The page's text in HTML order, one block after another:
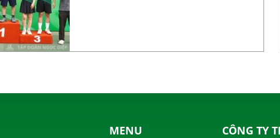
MENU CÔNG TY